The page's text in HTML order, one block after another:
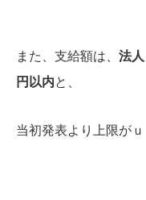
また、支給額は、 法
円以内と、
当初発表より上限がｕ